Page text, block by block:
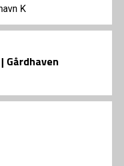
K
Gårdhaven